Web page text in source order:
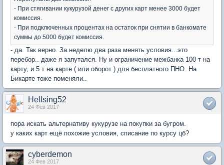
- При стягивании кукурузой денег с других карт менее 3000 будет
комиссия.
- При подключенных процентах на остаток при снятии в банкомате
суммы до 5000 будет комиссия.
- да. Так верно. За неделю два раза менять условия...это
перебор.. даже я запутался. Ну и ограничение межбанка 100 т на
карту, и 5 т на карте ( или оборот ) для бесплатного ПНО. На
Бикарте тоже поменяли..
Hellsing52
24 Фев 2017
пора искать альтернативу кукурузе на покупки за бугром.
у каких карт ещё похожие условия, списание по курсу цб?
cyberdemon
24 Фев 2017